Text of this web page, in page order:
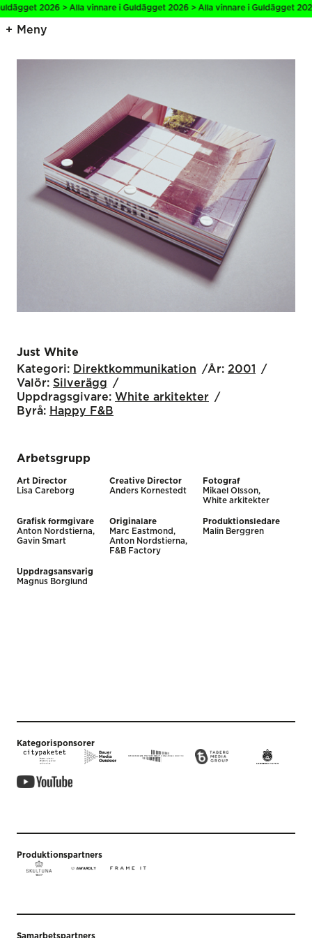
2026 > Alla vinnare i Guldägget 2026 > Alla vinnare i Guldägget
Meny
Just White
Kategori: Direktkommunikation År: 2001
Valör: Silverägg
Uppdragsgivare: White arkitekter
Byrå: Happy F&B
Arbetsgrupp
Art Director
Lisa Careborg
Creative Director
Anders Kornestedt
Fotograf
Mikael Olsson,
White arkitekter
Grafisk formgivare
Anton Nordstierna,
Gavin Smart
Originalare
Marc Eastmond,
Anton Nordstierna,
F&B Factory
Produktionsledare
Malin Berggren
Uppdragsansvarig
Magnus Borglund
Kategorisponsorer
Produktionspartners